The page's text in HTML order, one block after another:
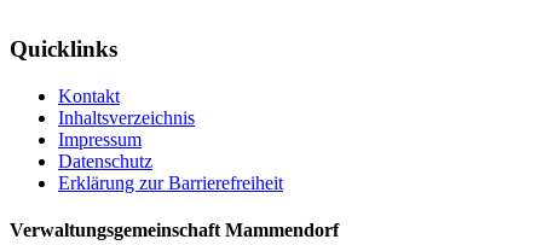
Quicklinks
Kontakt
Inhaltsverzeichnis
Impressum
Datenschutz
Erklärung zur Barrierefreiheit
Verwaltungsgemeinschaft Mammendorf